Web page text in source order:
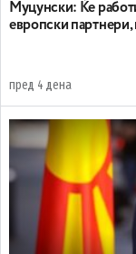
Муцунски: Ќе
европски партнери,
пред 4 дена